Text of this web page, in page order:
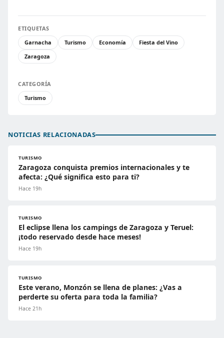
ETIQUETAS
Garnacha
Turismo Economía
Fiesta del Vino
Zaragoza
CATEGORÍA
Turismo
NOTICIAS RELACIONADAS
TURISMO
Zaragoza conquista premios internacionales y te
afecta: ¿Qué significa esto para ti?
Hace 19h
TURISMO
El eclipse llena los campings de Zaragoza y Teruel:
¡todo reservado desde hace meses!
Hace 19h
TURISMO
Este verano, Monzón se llena de planes: ¿Vas a
perderte su oferta para toda la familia?
Hace 21h